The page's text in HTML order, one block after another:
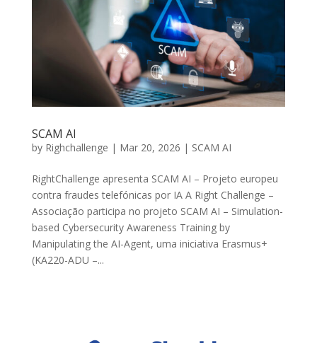
SCAM AI
by Righchallenge | Mar 20, 2026 | SCAM AI
RightChallenge apresenta SCAM AI – Projeto europeu
contra fraudes telefónicas por IA A Right Challenge –
Associação participa no projeto SCAM AI – Simulation-
based Cybersecurity Awareness Training by
Manipulating the AI-Agent, uma iniciativa Erasmus+
(KA220-ADU –...